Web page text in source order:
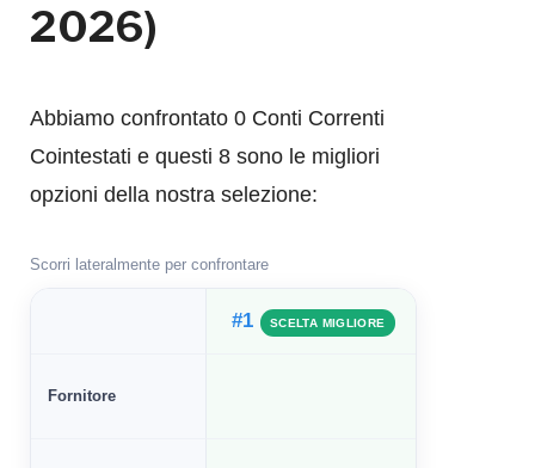
2026)
Abbiamo confrontato 0 Conti Correnti
Cointestati e questi 8 sono le migliori
opzioni della nostra selezione:
Scorri lateralmente per confrontare
#1 SCELTA MIGLIORE
Fornitore